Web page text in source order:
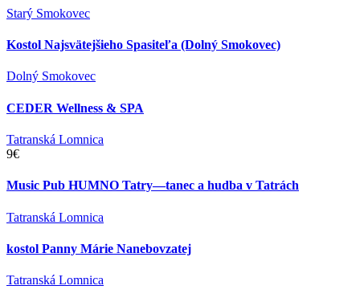
Starý Smokovec
Kostol Najsvätejšieho Spasiteľa (Dolný Smokovec)
Dolný Smokovec
CEDER Wellness & SPA
Tatranská Lomnica
9€
Music Pub HUMNO Tatry—tanec a hudba v Tatrách
Tatranská Lomnica
kostol Panny Márie Nanebovzatej
Tatranská Lomnica